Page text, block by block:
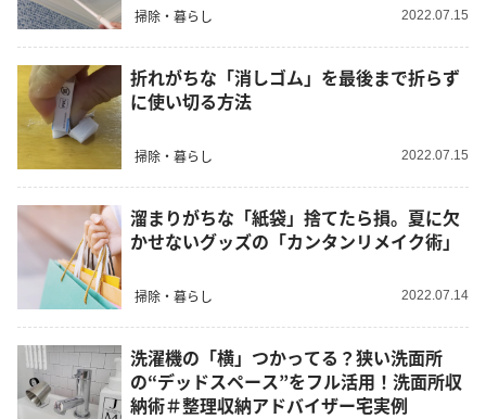
掃除・暮らし 2022.07.15
折れがちな「消しゴム」を最後まで折らず
に使い切る方法
掃除・暮らし 2022.07.15
溜まりがちな「紙袋」捨てたら損。夏に欠
かせないグッズの「カンタンリメイク術」
掃除・暮らし 2022.07.14
洗濯機の「横」つかってる？狭い洗面所
の“デッドスペース”をフル活用！洗面所収
納術＃整理収納アドバイザー宅実例